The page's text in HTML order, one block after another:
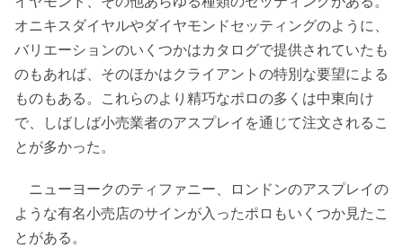
オニキスダイヤルやダイヤモンドセッティングのように、
バリエーションのいくつかはカタログで提供されていたも
のもあれば、そのほかはクライアントの特別な要望による
ものもある。これらのより精巧なポロの多くは中東向け
で、しばしば小売業者のアスプレイを通じて注文されるこ
とが多かった。
ニューヨークのティファニー、ロンドンのアスプレイの
ような有名小売店のサインが入ったポロもいくつか見たこ
とがある。